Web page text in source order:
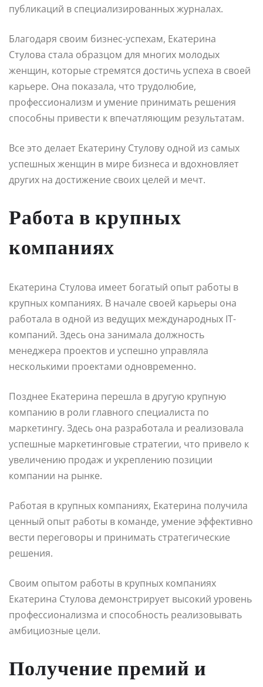
публикаций в специализированных журналах.
Благодаря своим бизнес-успехам, Екатерина
Стулова стала образцом для многих молодых
женщин, которые стремятся достичь успеха в своей
карьере. Она показала, что трудолюбие,
профессионализм и умение принимать решения
способны привести к впечатляющим результатам.
Все это делает Екатерину Стулову одной из самых
успешных женщин в мире бизнеса и вдохновляет
других на достижение своих целей и мечт.
Работа в крупных
компаниях
Екатерина Стулова имеет богатый опыт работы в
крупных компаниях. В начале своей карьеры она
работала в одной из ведущих международных IT-
компаний. Здесь она занимала должность
менеджера проектов и успешно управляла
несколькими проектами одновременно.
Позднее Екатерина перешла в другую крупную
компанию в роли главного специалиста по
маркетингу. Здесь она разработала и реализовала
успешные маркетинговые стратегии, что привело к
увеличению продаж и укреплению позиции
компании на рынке.
Работая в крупных компаниях, Екатерина получила
ценный опыт работы в команде, умение эффективно
вести переговоры и принимать стратегические
решения.
Своим опытом работы в крупных компаниях
Екатерина Стулова демонстрирует высокий уровень
профессионализма и способность реализовывать
амбициозные цели.
Получение премий и